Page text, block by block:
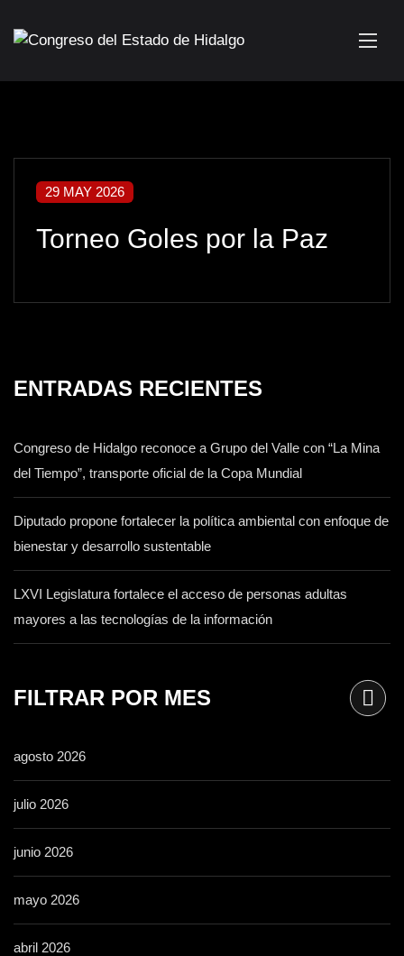
29 MAY 2026
Torneo Goles por la Paz
ENTRADAS RECIENTES
Congreso de Hidalgo reconoce a Grupo del Valle con “La Mina
del Tiempo”, transporte oficial de la Copa Mundial
Diputado propone fortalecer la política ambiental con enfoque de
bienestar y desarrollo sustentable
LXVI Legislatura fortalece el acceso de personas adultas
mayores a las tecnologías de la información
FILTRAR POR MES
agosto 2026
julio 2026
junio 2026
mayo 2026
abril 2026